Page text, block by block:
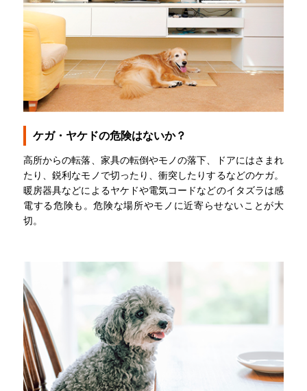
ケガ・ヤケドの危険はないか？
高所からの転落、家具の転倒やモノの落下、ドアにはさまれ
たり、鋭利なモノで切ったり、衝突したりするなどのケガ。
暖房器具などによるヤケドや電気コードなどのイタズラは感
電する危険も。危険な場所やモノに近寄らせないことが大
切。